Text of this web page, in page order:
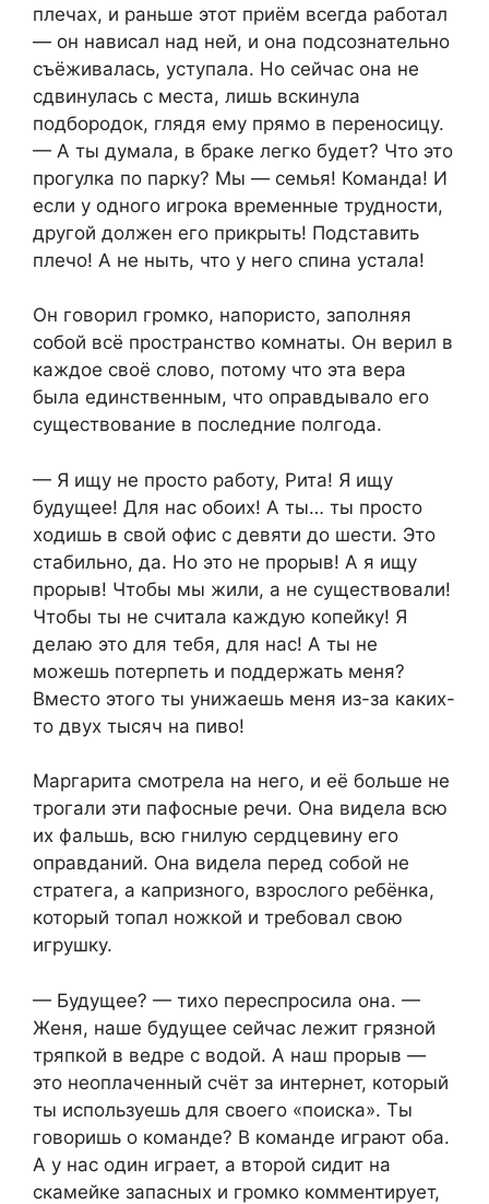
плечах, и раньше этот приём всегда работал
— он нависал над ней, и она подсознательно
съёживалась, уступала. Но сейчас она не
сдвинулась с места, лишь вскинула
подбородок, глядя ему прямо в переносицу.
— А ты думала, в браке легко будет? Что это
прогулка по парку? Мы — семья! Команда! И
если у одного игрока временные трудности,
другой должен его прикрыть! Подставить
плечо! А не ныть, что у него спина устала!
Он говорил громко, напористо, заполняя
собой всё пространство комнаты. Он верил в
каждое своё слово, потому что эта вера
была единственным, что оправдывало его
существование в последние полгода.
— Я ищу не просто работу, Рита! Я ищу
будущее! Для нас обоих! А ты… ты просто
ходишь в свой офис с девяти до шести. Это
стабильно, да. Но это не прорыв! А я ищу
прорыв! Чтобы мы жили, а не существовали!
Чтобы ты не считала каждую копейку! Я
делаю это для тебя, для нас! А ты не
можешь потерпеть и поддержать меня?
Вместо этого ты унижаешь меня из-за каких-
то двух тысяч на пиво!
Маргарита смотрела на него, и её больше не
трогали эти пафосные речи. Она видела всю
их фальшь, всю гнилую сердцевину его
оправданий. Она видела перед собой не
стратега, а капризного, взрослого ребёнка,
который топал ножкой и требовал свою
игрушку.
— Будущее? — тихо переспросила она. —
Женя, наше будущее сейчас лежит грязной
тряпкой в ведре с водой. А наш прорыв —
это неоплаченный счёт за интернет, который
ты используешь для своего «поиска». Ты
говоришь о команде? В команде играют оба.
А у нас один играет, а второй сидит на
скамейке запасных и громко комментирует,